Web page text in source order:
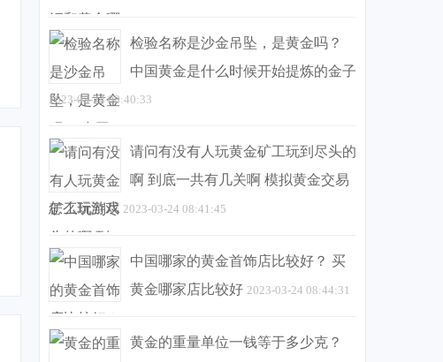
检验名称是沙金吊坠，是黄金吗？
中国黄金是什么时候开始提炼的金子
2023-03-24 08:40:33
请问有没有人玩黄金矿工玩到尽头的
啊 到底一共有几关啊 模拟黄金交易
怎么玩游戏 2023-03-24 08:41:45
中国哪家的黄金首饰店比较好？ 买
黄金哪家店比较好 2023-03-24 08:44:31
黄金的重量单位一钱等于多少克？